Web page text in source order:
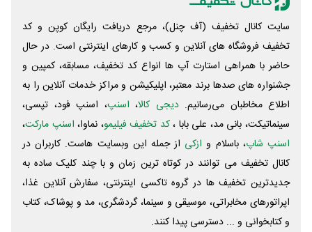
سایت کانال تخفیف (آف چنل)، مرجع دریافت رایگان کوپن و کد
تخفیف فروشگاه های آنلاین و کسب و‌ کارهای اینترنتی است. در حال
حاضر با همراهی استارت آپ ها انواع کد تخفیف، مسابقه، کمپین و
جشنواره های صدها برند معتبر، اپلیکیشن و مراکز خدمات آنلاین را به
اطلاع مخاطبان می‌رسانیم. دیجی کالا، اسنپ، اسنپ فود، تپسی،
سینماتیکت، بانی مد، علی‌ بابا ،کد تخفیف فیلیمو، نماوا، اسنپ مارکت،
اسنپ شاپ، باسلام و ازکی از جمله این وبسایت ‌هاست. کاربران در
کانال تخفیف می توانند در کوتاه ترین زمان و با چند کلیک ساده به
جدیدترین تخفیف ها در گروه تاکسی اینترنتی، سفارش آنلاین غذا،
اپراتورهای مخابراتی، موسیقی و سینما، گردشگری، مد و پوشاک، کتاب
و کتابخوانی و ... دسترسی پیدا کنند.